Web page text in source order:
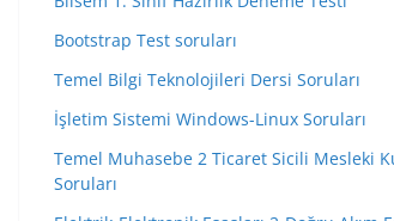
Bootstrap Test soruları
Temel Bilgi Teknolojileri Dersi Soruları
İşletim Sistemi Windows-Linux Soruları
Temel Muhasebe 2 Ticaret Sicili Mesleki
Soruları